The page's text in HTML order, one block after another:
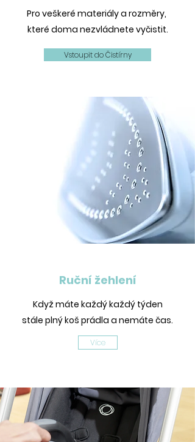
Pro veškeré materiály a rozměry,
které doma nezvládnete vyčistit.
Vstoupit do Čistírny
Ruční žehlení
Když máte každý každý týden
stále plný koš prádla a nemáte čas.
Více